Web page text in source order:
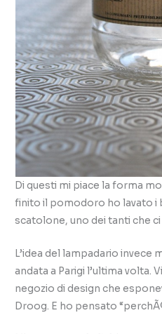
Di questi mi piace la forma
finito il pomodoro ho lavato i
scatolone, uno dei tanti che
L’idea del lampadario invece
andata a Parigi l’ultima volta.
negozio di design che
Droog. E ho pensato